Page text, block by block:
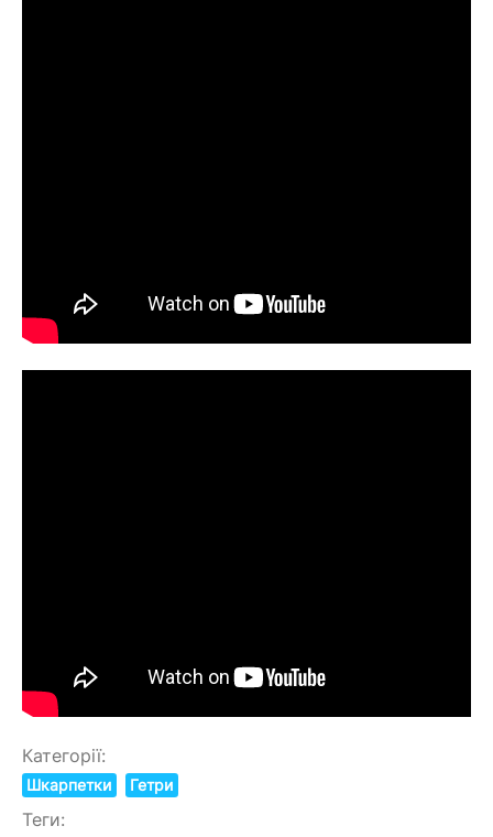
Категорії:
Шкарпетки Гетри
Теги: